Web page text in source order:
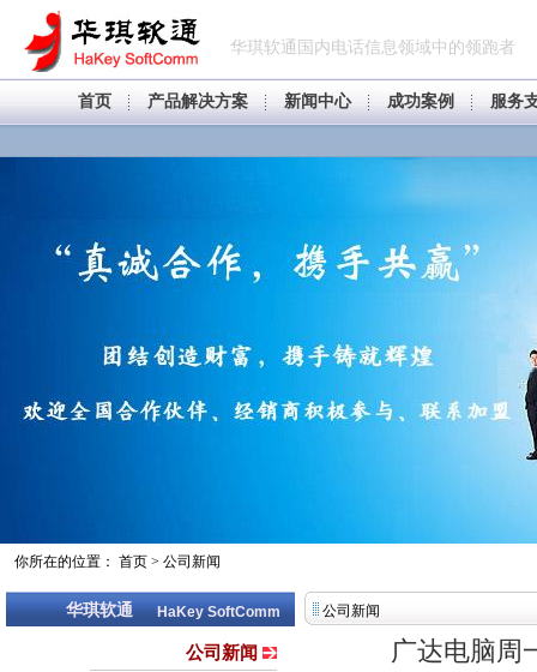
华琪软通国内电话信息领域中的领跑者
首页 产品解决方案 新闻中心 成功案例 服务
你所在的位置： 首页 > 公司新闻
华琪软通 HaKey SoftComm
公司新闻
公司新闻
广达电脑周